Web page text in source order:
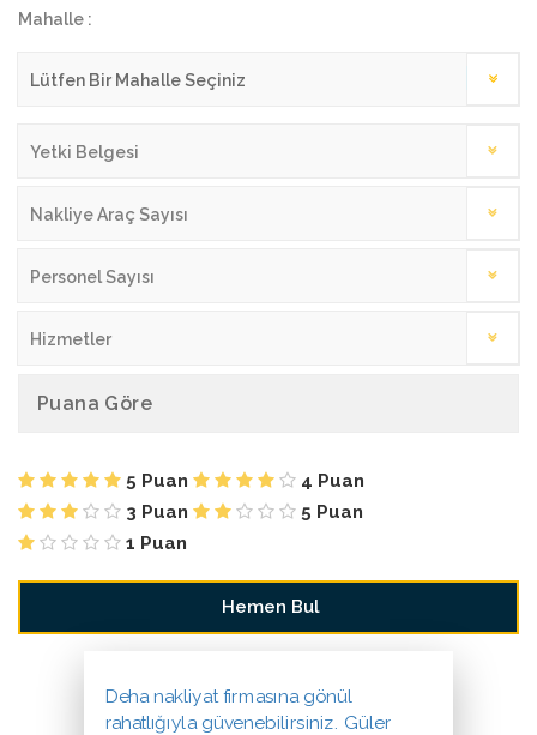
Mahalle :
Yetki Belgesi
Nakliye Araç Sayısı
Personel Sayısı
Hizmetler
Puana Göre
5 Puan
4 Puan
3 Puan
5 Puan
1 Puan
Deha nakliyat firmasına gönül
rahatlığıyla güvenebilirsiniz. Güler